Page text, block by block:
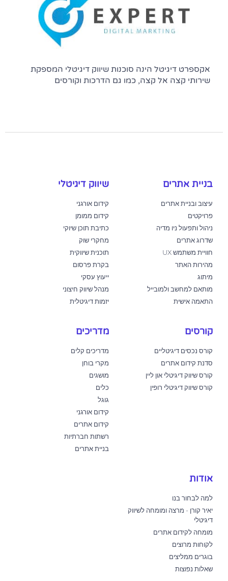
אקספרט דיגיטל הינה סוכנות שיווק דיגיטלי המספקת
שירותי קצה אל קצה, כמו גם הדרכות וקורסים
בניית אתרים
עיצוב ובניית אתרים
פרויקטים
ניהול ותפעול ניו מדיה
שדרוג אתרים
חוויית משתמש UX
מהירות האתר
מיתוג
מותאם למחשב ולמובייל
התאמה אישית
שיווק דיגיטלי
קידום אורגני
קידום ממומן
כתיבת תוכן שיוקי
מחקרי שוק
תוכנית שיווקית
בקרת פרסום
ייעוץ עסקי
מנהל שיווק חיצוני
יזמות דיגיטלית
קורסים
קורס נכסים דיגיטליים
סדנת קידום אתרים
קורס שיווק דיגיטלי און ליין
קורס שיווק דיגיטלי רופין
מדריכים
מדריכים קלים
מקרי בוחן
מושגים
כלים
גוגל
קידום אורגני
קידום אתרים
רשתות חברתיות
בניית אתרים
אודות
למה לבחור בנו
יאיר קורן - מרצה ומומחה לשיווק
דיגיטלי
מומחה לקידום אתרים
לקוחות מרוצים
בוגרים ממליצים
שאלות נפוצות